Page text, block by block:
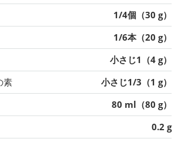
1/4個（30 g）
1/6本（20 g）
小さじ1（4 g）
素
小さじ1/3（1 g）
80 ml（80 g）
0.2 g